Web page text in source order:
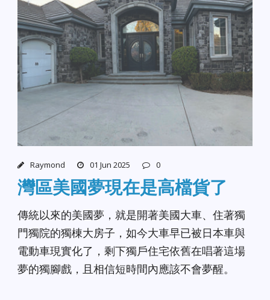
Raymond 01 Jun 2025 0
灣區美國夢現在是高檔貨了
傳統以來的美國夢，就是開著美國大車、住著獨
門獨院的獨棟大房子，如今大車早已被日本車與
電動車現實化了，剩下獨戶住宅依舊在唱著這場
夢的獨腳戲，且相信短時間內應該不會夢醒。